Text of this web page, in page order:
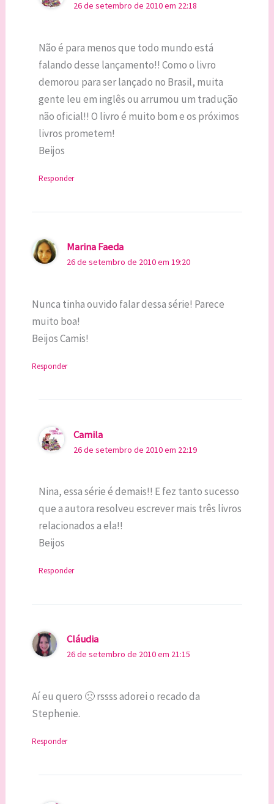
26 de setembro de 2010 em 22:18
Não é para menos que todo mundo está
falando desse lançamento!! Como o livro
demorou para ser lançado no Brasil, muita
gente leu em inglês ou arrumou um tradução
não oficial!! O livro é muito bom e os próximos
livros prometem!
Beijos
Responder
Marina Faeda
26 de setembro de 2010 em 19:20
Nunca tinha ouvido falar dessa série! Parece
muito boa!
Beijos Camis!
Responder
Camila
26 de setembro de 2010 em 22:19
Nina, essa série é demais!! E fez tanto sucesso
que a autora resolveu escrever mais três livros
relacionados a ela!!
Beijos
Responder
Cláudia
26 de setembro de 2010 em 21:15
Aí eu quero 🙁 rssss adorei o recado da
Stephenie.
Responder